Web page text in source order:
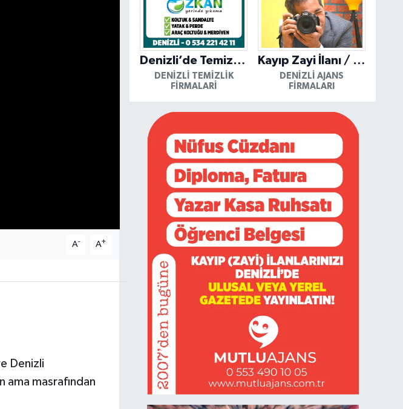
A- A+
Denizli
ama masrafından
Denizli’de Temizliğin Güvenilir Adresi: Özkan Yerinde Yıkama
DENIZLI TEMIZLIK
FIRMALARI
Kayıp Zayi İlanı / Mutlu Ajans / Denizli
DENIZLI AJANS
FIRMALARI